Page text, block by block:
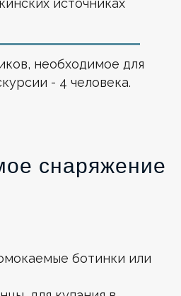
источниках
необходимое для
- 4 человека.
снаряжение
ботинки или